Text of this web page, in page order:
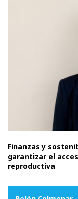
Finanzas y
garantizar el
reproductiva